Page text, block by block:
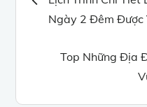
hướng
Ngày 2 Đêm Được
Top Những Địa